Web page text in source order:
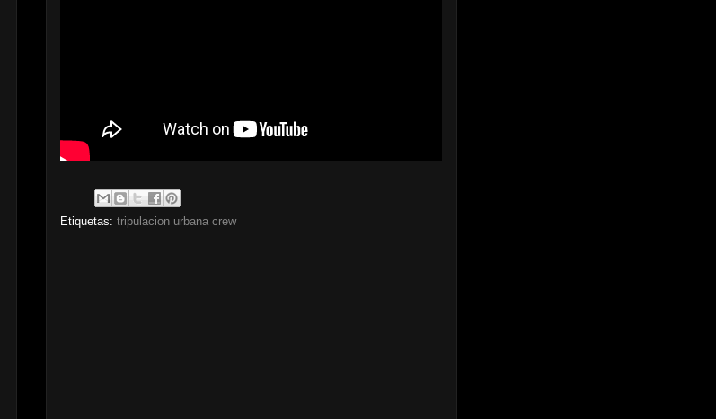
Etiquetas: tripulacion urbana crew